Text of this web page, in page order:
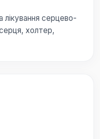
лікування серцево-
холтер,